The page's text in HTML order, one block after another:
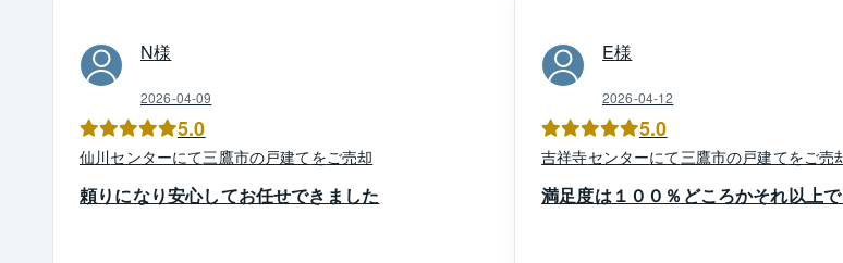
N様
2026-04-09
5.0
仙川センターにて三鷹市の戸建てをご売却
頼りになり安心してお任せできました
E様
2026-04-12
5.0
吉祥寺センターにて三鷹市の戸建てをご売
満足度は１００％どころかそれ以上